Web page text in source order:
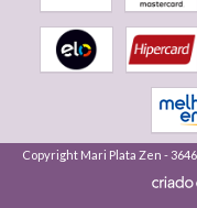
Copyright Mari Plata Zen -